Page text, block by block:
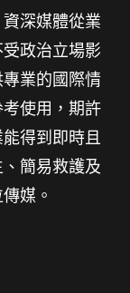
深媒體從業
政治立場影
業的國際情
使用，期許
得到即時且
簡易救護及
媒。